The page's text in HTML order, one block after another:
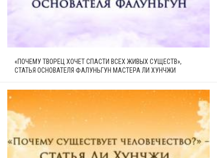
«ПОЧЕМУ ТВОРЕЦ ХОЧЕТ СПАСТИ ВСЕХ ЖИВЫХ СУЩЕСТВ»,
СТАТЬЯ ОСНОВАТЕЛЯ ФАЛУНЬГУН МАСТЕРА ЛИ ХУНЧЖИ